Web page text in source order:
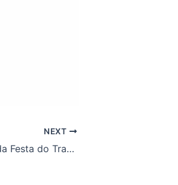
NEXT
Confira as fotos da Festa do Trabalhador!